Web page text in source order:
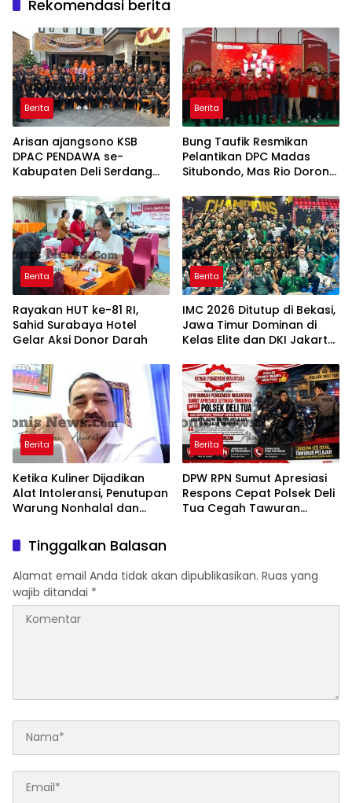
Rekomendasi berita
Berita
Arisan ajangsono KSB
DPAC PENDAWA se-
Kabupaten Deli Serdang
Kebersamaan di Gelar di
DPAC Kec. GALANG
Berita
Bung Taufik Resmikan
Pelantikan DPC Madas
Situbondo, Mas Rio Dorong
Warga Miskin
Berita
Rayakan HUT ke-81 RI,
Sahid Surabaya Hotel
Gelar Aksi Donor Darah
Berita
IMC 2026 Ditutup di Bekasi,
Jawa Timur Dominan di
Kelas Elite dan DKI Jakarta
Berita
Ketika Kuliner Dijadikan
Alat Intoleransi, Penutupan
Warung Nonhalal dan
Keberagaman
Berita
DPW RPN Sumut Apresiasi
Respons Cepat Polsek Deli
Tua Cegah Tawuran
Tinggalkan Balasan
Alamat email Anda tidak akan dipublikasikan. Ruas yang
wajib ditandai *